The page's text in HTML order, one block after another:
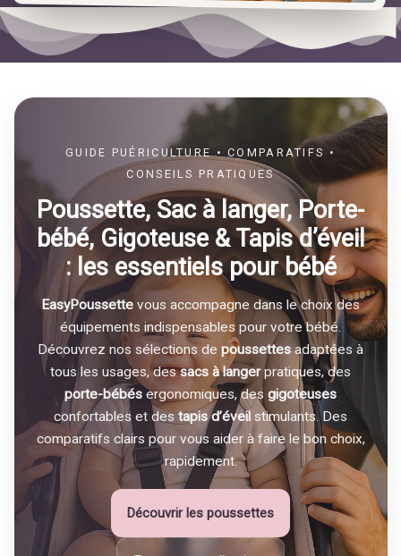
GUIDE PUÉRICULTURE • COMPARATIFS •
CONSEILS PRATIQUES
Poussette, Sac à langer, Porte-
bébé, Gigoteuse & Tapis d’éveil
: les essentiels pour bébé
EasyPoussette vous accompagne dans le choix des
équipements indispensables pour votre bébé.
Découvrez nos sélections de poussettesadaptées à
tous les usages, dessacs à langerpratiques, des
porte-bébés ergonomiques, des gigoteuses
confortables et destapis d’éveil stimulants. Des
comparatifs clairs pour vous aider à faire le bon choix,
rapidement.
Découvrir les poussettes